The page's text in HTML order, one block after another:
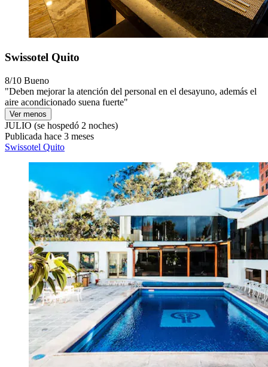
Swissotel Quito
8/10 Bueno
"Deben mejorar la atención del personal en el desayuno, además el
aire acondicionado suena fuerte"
Ver menos
JULIO (se hospedó 2 noches)
Publicada hace 3 meses
Swissotel Quito